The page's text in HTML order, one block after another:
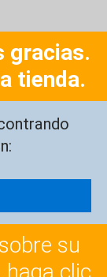
gracias.
tienda.
su